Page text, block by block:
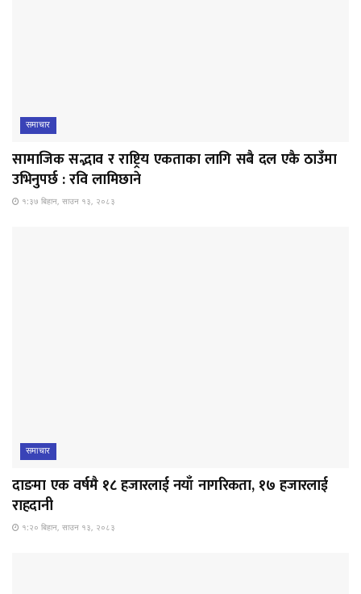
समाचार
सामाजिक सद्भाव र राष्ट्रिय एकताका लागि सबै दल एकै ठाउँमा
उभिनुपर्छ : रवि लामिछाने
१:३७ बिहान, साउन १३, २०८३
समाचार
दाङमा एक वर्षमै १८ हजारलाई नयाँ नागरिकता, १७ हजारलाई
राहदानी
१:२० बिहान, साउन १३, २०८३